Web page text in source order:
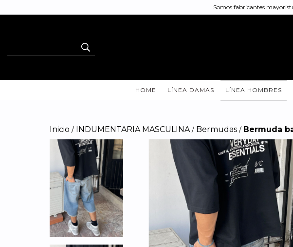
Somos fabricantes
HOME LÍNEA DAMAS LÍNEA HOMBRES
Inicio / INDUMENTARIA MASCULINA / Bermudas / Bermuda